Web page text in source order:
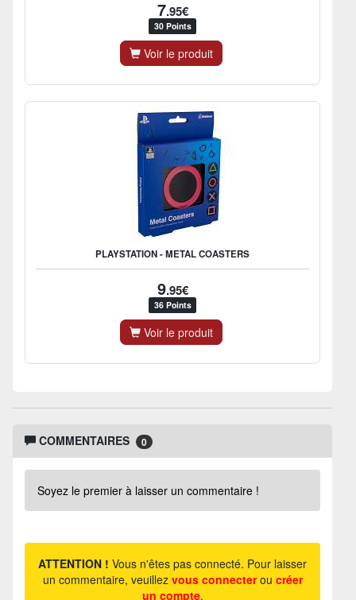
7.95€
30 Points
Voir le produit
PLAYSTATION - METAL COASTERS
9.95€
36 Points
Voir le produit
COMMENTAIRES 0
Soyez le premier à laisser un commentaire !
ATTENTION ! Vous n'êtes pas connecté. Pour laisser
un commentaire, veuillez vous connecterou créer
un compte.